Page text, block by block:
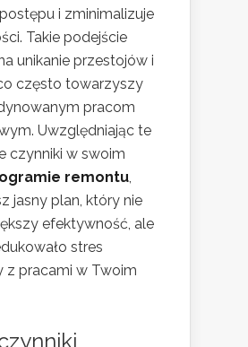
i zminimalizuje
Takie podejście
unikanie przestojów i
często towarzyszy
pracom
Uwzględniając te
czynniki w swoim
remontu
jasny plan, który nie
efektywność, ale
stres
z pracami w Twoim